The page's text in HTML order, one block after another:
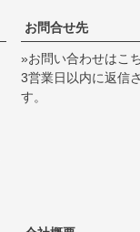
お問合せ先
»お問い合わせはこ
3営業日以内に返信
す。